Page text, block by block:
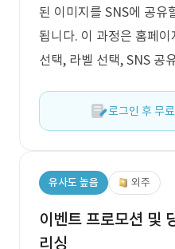
된 이미지를 SNS에 공유
됩니다. 이 과정은 홈페
선택, 라벨 선택, SNS 공
로그인 후 무
유사도 높음 외주
이벤트 프로모션 및
리싱